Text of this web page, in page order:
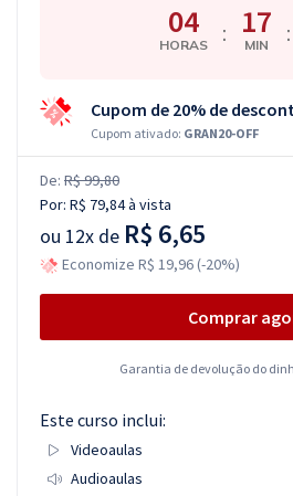
04
HORAS : 17
MIN :
Cupom de 20% de
Cupom ativado: GRAN20-OFF
De: R$ 99,80
Por: R$ 79,84à vista
ou 12x de R$ 6,65
Economize R$ 19,96 (-20%)
Comprar
Garantia de devolução do
Este curso inclui:
Videoaulas
Audioaulas